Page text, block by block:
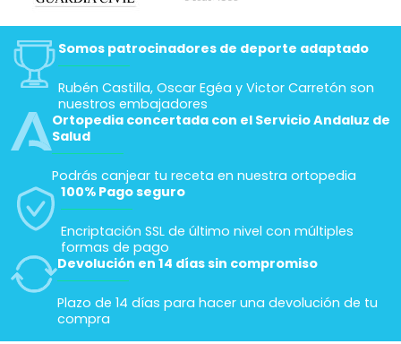
Somos patrocinadores de deporte adaptado
Rubén Castilla, Oscar Egéa y Victor Carretón son
nuestros embajadores
Ortopedia concertada con el Servicio Andaluz de
Salud
Podrás canjear tu receta en nuestra ortopedia
100% Pago seguro
Encriptación SSL de último nivel con múltiples
formas de pago
Devolución en 14 días sin compromiso
Plazo de 14 días para hacer una devolución de tu
compra